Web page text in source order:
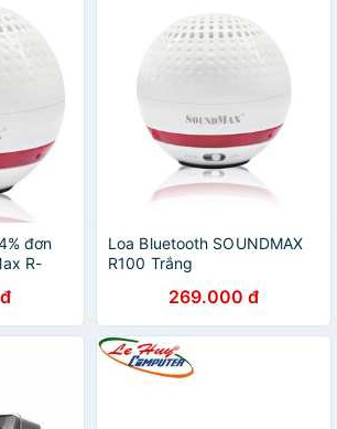
đơn
R-
Loa Bluetooth SOUNDMAX
R100 Trắng
269.000 đ